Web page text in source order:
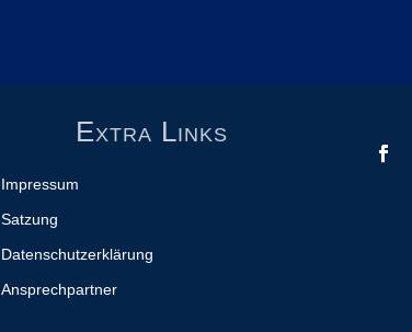
Extra Links
Impressum
Satzung
Datenschutzerklärung
Ansprechpartner